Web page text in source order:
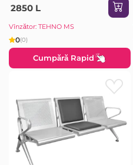
2850 L
Vînzător: TEHNO MS
0(0)
Cumpără Rapid